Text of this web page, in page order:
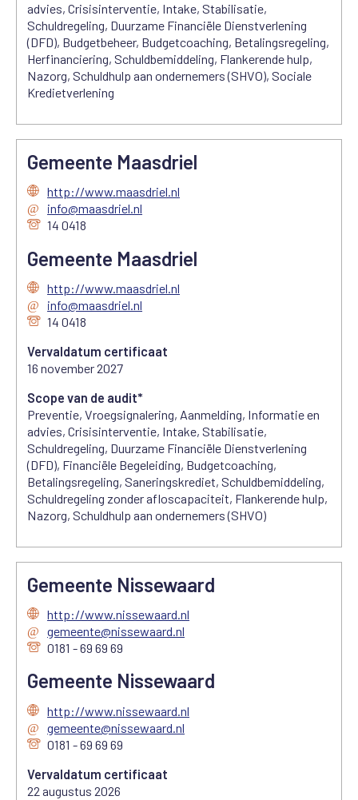
advies, Crisisinterventie, Intake, Stabilisatie,
Schuldregeling, Duurzame Financiële Dienstverlening
(DFD), Budgetbeheer, Budgetcoaching, Betalingsregeling,
Herfinanciering, Schuldbemiddeling, Flankerende hulp,
Nazorg, Schuldhulp aan ondernemers (SHVO), Sociale
Kredietverlening
Gemeente Maasdriel
http://www.maasdriel.nl
info@maasdriel.nl
14 0418
Gemeente Maasdriel
http://www.maasdriel.nl
info@maasdriel.nl
14 0418
Vervaldatum certificaat
16 november 2027
Scope van de audit*
Preventie, Vroegsignalering, Aanmelding, Informatie en
advies, Crisisinterventie, Intake, Stabilisatie,
Schuldregeling, Duurzame Financiële Dienstverlening
(DFD), Financiële Begeleiding, Budgetcoaching,
Betalingsregeling, Saneringskrediet, Schuldbemiddeling,
Schuldregeling zonder afloscapaciteit, Flankerende hulp,
Nazorg, Schuldhulp aan ondernemers (SHVO)
Gemeente Nissewaard
http://www.nissewaard.nl
gemeente@nissewaard.nl
0181 - 69 69 69
Gemeente Nissewaard
http://www.nissewaard.nl
gemeente@nissewaard.nl
0181 - 69 69 69
Vervaldatum certificaat
22 augustus 2026